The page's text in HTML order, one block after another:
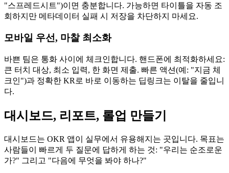
"스프레드시트")이면 충분합니다. 가능하면 타이틀을 자동 조
회하지만 메타데이터 실패 시 저장을 차단하지 마세요.
모바일 우선, 마찰 최소화
바쁜 팀은 통화 사이에 체크인합니다. 핸드폰에 최적화하세요:
큰 터치 대상, 최소 입력, 한 화면 제출. 빠른 액션(예: "지금 체
크인")과 정확한 KR로 바로 이동하는 딥링크는 이탈을 줄입니
다.
대시보드, 리포트, 롤업 만들기
대시보드는 OKR 앱이 실무에서 유용해지는 곳입니다. 목표는
사람들이 빠르게 두 질문에 답하게 하는 것: "우리는 순조로운
가?" 그리고 "다음에 무엇을 봐야 하나?"